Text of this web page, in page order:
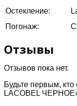
Остекление:
Погонаж:
Отзывы
Отзывов пока нет.
Будьте первым,
LACOBEL